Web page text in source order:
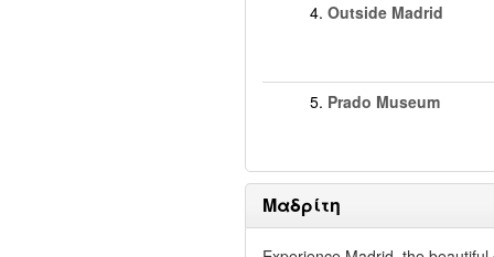
4. Outside Madrid
5. Prado Museum
Μαδρίτη